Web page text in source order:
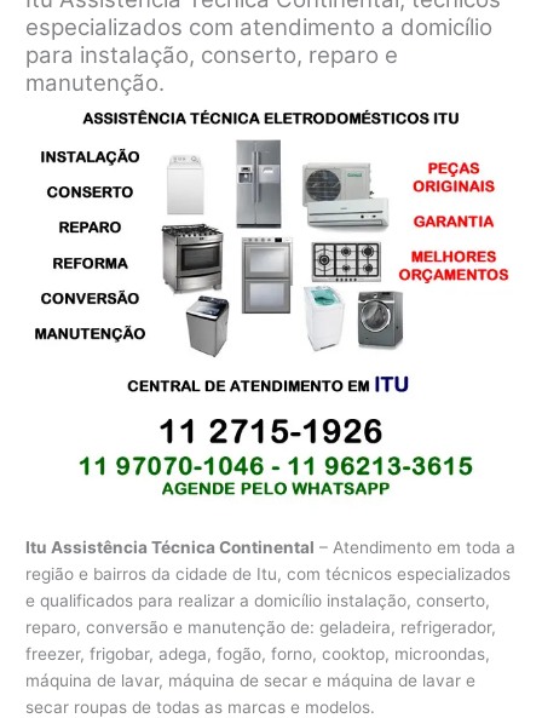
especializados com atendimento a domicílio
para instalação, conserto, reparo e
manutenção.
Itu Assistência Técnica Continental – Atendimento em toda a
região e bairros da cidade de Itu, com técnicos especializados
e qualificados para realizar a domicílio instalação, conserto,
reparo, conversão e manutenção de: geladeira, refrigerador,
freezer, frigobar, adega, fogão, forno, cooktop, microondas,
máquina de lavar, máquina de secar e máquina de lavar e
secar roupas de todas as marcas e modelos.